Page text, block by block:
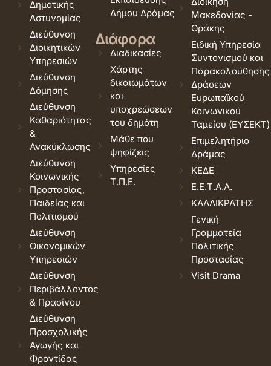
Δημοτικής
Αστυνομίας
Διεύθυνση
Διοικητικών
Υπηρεσιών
Διεύθυνση
Δόμησης
Διεύθυνση
Καθαριότητας
&
Ανακύκλωσης
Διεύθυνση
Κοινωνικής
Προστασίας,
Παιδείας και
Πολιτισμού
Διεύθυνση
Οικονομικών
Υπηρεσιών
Διεύθυνση
Περιβάλλοντος
& Πρασίνου
Διεύθυνση
Προσχολικής
Αγωγής και
Φροντίδας
Δήμου Δράμας
Διάφορα
Διαδικασίες
Χάρτης
δικαιωμάτων
και
υποχρεώσεων
του δημότη
Μάθε που
ψηφίζεις
Υπηρεσίες
Τ.Π.Ε.
Μακεδονίας -
Θράκης
Ειδική Υπηρεσία
Συντονισμού και
Παρακολούθησης
Δράσεων
Ευρωπαϊκού
Κοινωνικού
Ταμείου (ΕΥΣΕΚΤ)
Επιμελητήριο
Δράμας
ΚΕΔΕ
Ε.Ε.Τ.Α.Α.
ΚΑΛΛΙΚΡΑΤΗΣ
Γενική
Γραμματεία
Πολιτικής
Προστασίας
Visit Drama